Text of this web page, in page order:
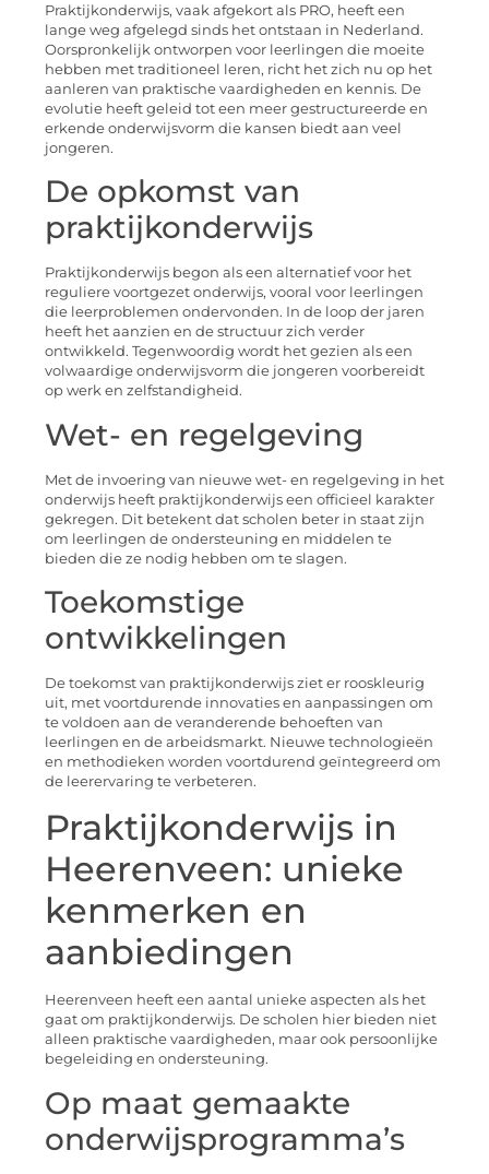
Praktijkonderwijs, vaak afgekort als PRO, heeft een
lange weg afgelegd sinds het ontstaan in Nederland.
Oorspronkelijk ontworpen voor leerlingen die moeite
hebben met traditioneel leren, richt het zich nu op het
aanleren van praktische vaardigheden en kennis. De
evolutie heeft geleid tot een meer gestructureerde en
erkende onderwijsvorm die kansen biedt aan veel
jongeren.
De opkomst van
praktijkonderwijs
Praktijkonderwijs begon als een alternatief voor het
reguliere voortgezet onderwijs, vooral voor leerlingen
die leerproblemen ondervonden. In de loop der jaren
heeft het aanzien en de structuur zich verder
ontwikkeld. Tegenwoordig wordt het gezien als een
volwaardige onderwijsvorm die jongeren voorbereidt
op werk en zelfstandigheid.
Wet- en regelgeving
Met de invoering van nieuwe wet- en regelgeving in het
onderwijs heeft praktijkonderwijs een officieel karakter
gekregen. Dit betekent dat scholen beter in staat zijn
om leerlingen de ondersteuning en middelen te
bieden die ze nodig hebben om te slagen.
Toekomstige
ontwikkelingen
De toekomst van praktijkonderwijs ziet er rooskleurig
uit, met voortdurende innovaties en aanpassingen om
te voldoen aan de veranderende behoeften van
leerlingen en de arbeidsmarkt. Nieuwe technologieën
en methodieken worden voortdurend geïntegreerd om
de leerervaring te verbeteren.
Praktijkonderwijs in
Heerenveen: unieke
kenmerken en
aanbiedingen
Heerenveen heeft een aantal unieke aspecten als het
gaat om praktijkonderwijs. De scholen hier bieden niet
alleen praktische vaardigheden, maar ook persoonlijke
begeleiding en ondersteuning.
Op maat gemaakte
onderwijsprogramma’s